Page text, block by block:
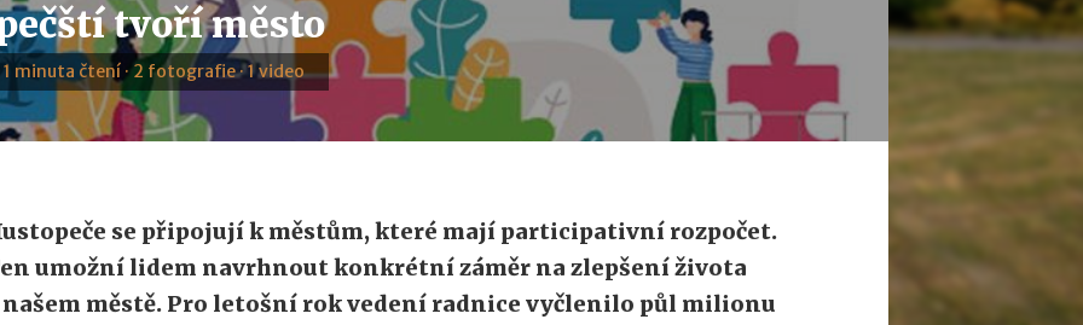
tvoří město
1 minuta čtení · 2 fotografie · 1 video
se připojují k městům, které mají participativní rozpočet.
umožní lidem navrhnout konkrétní záměr na zlepšení života
našem městě. Pro letošní rok vedení radnice vyčlenilo půl milionu